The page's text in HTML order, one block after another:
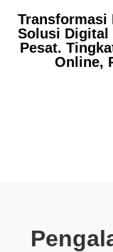
Transformasi
Solusi Digital
Pesat.
Online,